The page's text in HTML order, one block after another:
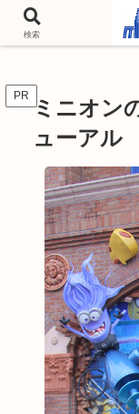
チケットやシーズンイ
PR ミニオン
ューアル
検索